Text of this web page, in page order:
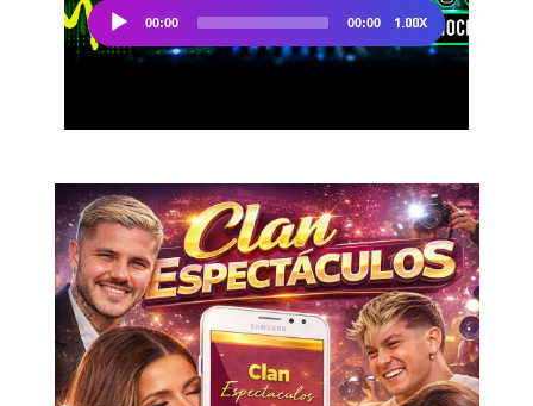
Don't miss
out!
to stay in the loop.
SUBSCRIBE